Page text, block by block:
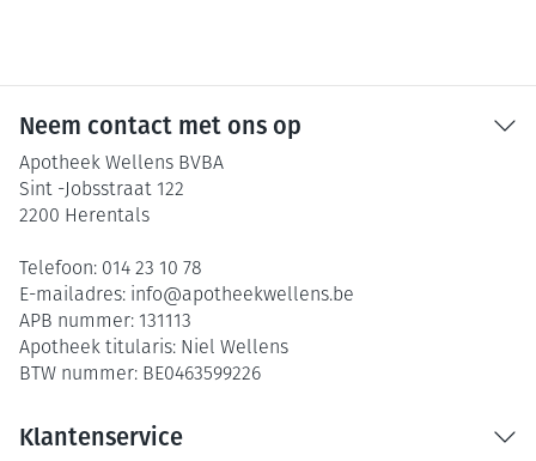
Neem contact met ons op
Apotheek Wellens BVBA
Sint -Jobsstraat 122
2200 Herentals
Telefoon: 014 23 10 78
E-mailadres: info@apotheekwellens.be
APB nummer: 131113
Apotheek titularis: Niel Wellens
BTW nummer: BE0463599226
Klantenservice